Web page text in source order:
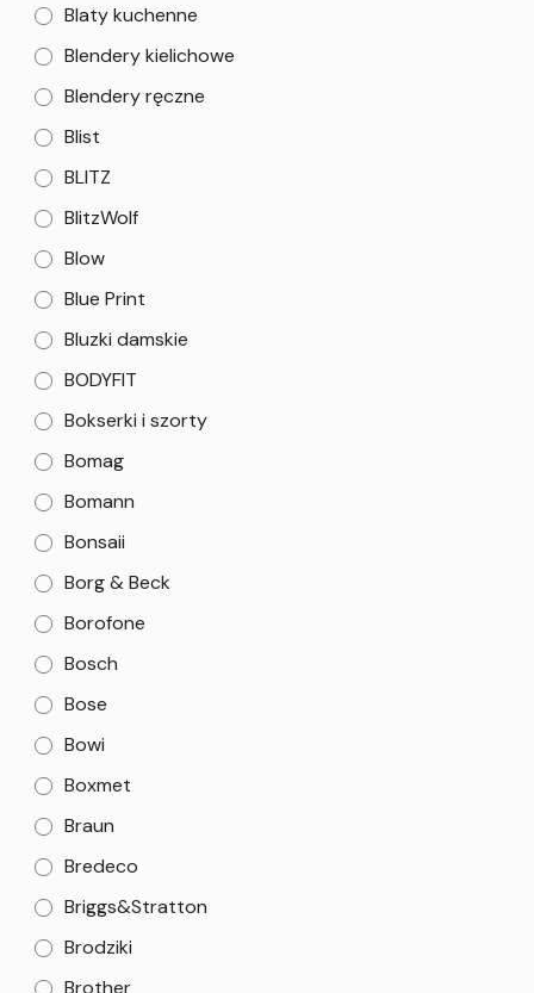
Blaty kuchenne
Blendery kielichowe
Blendery ręczne
Blist
BLITZ
BlitzWolf
Blow
Blue Print
Bluzki damskie
BODYFIT
Bokserki i szorty
Bomag
Bomann
Bonsaii
Borg & Beck
Borofone
Bosch
Bose
Bowi
Boxmet
Braun
Bredeco
Briggs&Stratton
Brodziki
Brother